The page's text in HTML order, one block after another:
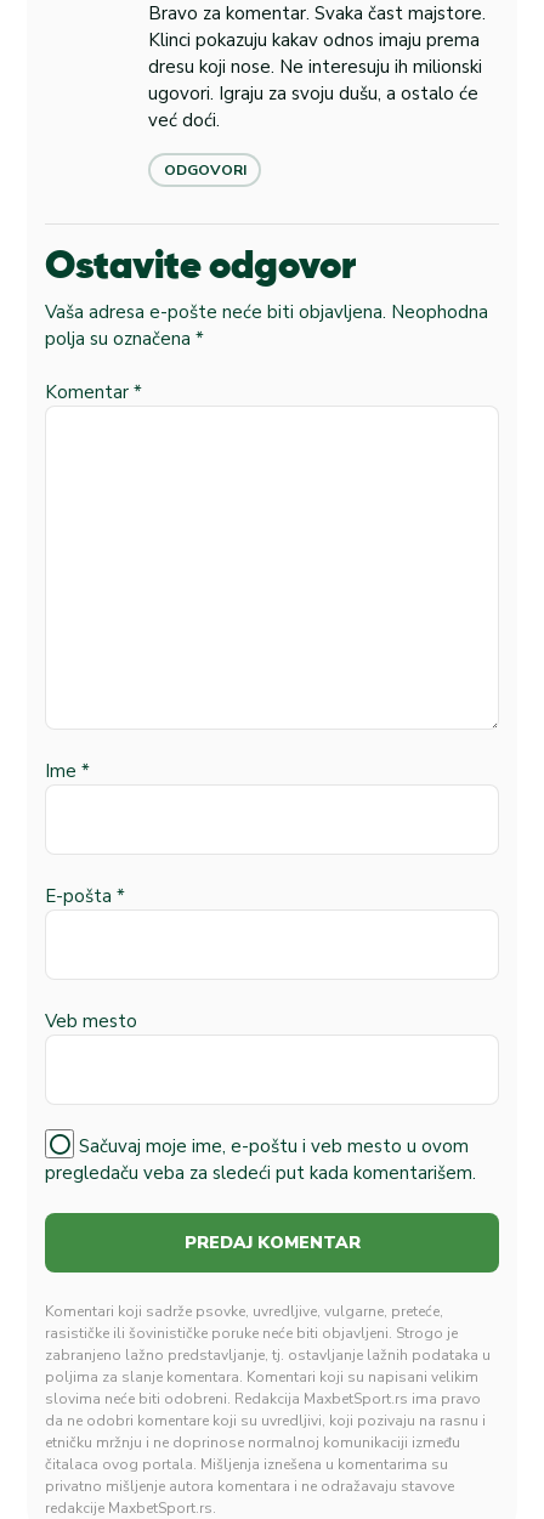
Bravo za komentar. Svaka čast majstore.
Klinci pokazuju kakav odnos imaju prema
dresu koji nose. Ne interesuju ih milionski
ugovori. Igraju za svoju dušu, a ostalo će
već doći.
ODGOVORI
Ostavite odgovor
Vaša adresa e-pošte neće biti objavljena. Neophodna
polja su označena *
Komentar *
Ime *
E-pošta *
Veb mesto
Sačuvaj moje ime, e-poštu i veb mesto u ovom
pregledaču veba za sledeći put kada komentarišem.
Komentari koji sadrže psovke, uvredljive, vulgarne, preteće,
rasističke ili šovinističke poruke neće biti objavljeni. Strogo je
zabranjeno lažno predstavljanje, tj. ostavljanje lažnih podataka u
poljima za slanje komentara. Komentari koji su napisani velikim
slovima neće biti odobreni. Redakcija MaxbetSport.rs ima pravo
da ne odobri komentare koji su uvredljivi, koji pozivaju na rasnu i
etničku mržnju i ne doprinose normalnoj komunikaciji između
čitalaca ovog portala. Mišljenja iznešena u komentarima su
privatno mišljenje autora komentara i ne odražavaju stavove
redakcije MaxbetSport.rs.